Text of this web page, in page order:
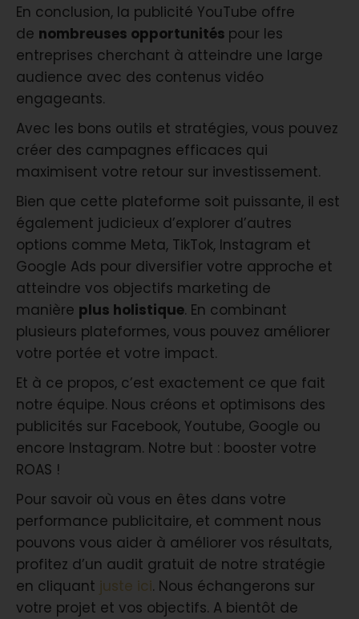
En conclusion, la publicité YouTube offre
de nombreuses opportunités pour les
entreprises cherchant à atteindre une large
audience avec des contenus vidéo
engageants.
Avec les bons outils et stratégies, vous pouvez
créer des campagnes efficaces qui
maximisent votre retour sur investissement.
Bien que cette plateforme soit puissante, il est
également judicieux d’explorer d’autres
options comme Meta, TikTok, Instagram et
Google Ads pour diversifier votre approche et
atteindre vos objectifs marketing de
manière plus holistique. En combinant
plusieurs plateformes, vous pouvez améliorer
votre portée et votre impact.
Et à ce propos, c’est exactement ce que fait
notre équipe. Nous créons et optimisons des
publicités sur Facebook, Youtube, Google ou
encore Instagram. Notre but : booster votre
ROAS !
Pour savoir où vous en êtes dans votre
performance publicitaire, et comment nous
pouvons vous aider à améliorer vos résultats,
profitez d’un audit gratuit de notre stratégie
en cliquant juste ici. Nous échangerons sur
votre projet et vos objectifs. A bientôt de